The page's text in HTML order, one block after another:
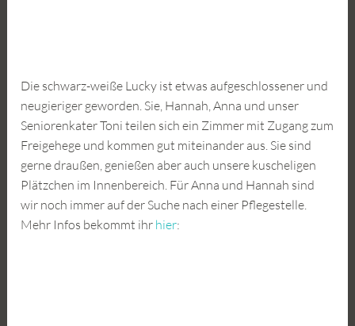
Die schwarz-weiße Lucky ist etwas aufgeschlossener und
neugieriger geworden. Sie, Hannah, Anna und unser
Seniorenkater Toni teilen sich ein Zimmer mit Zugang zum
Freigehege und kommen gut miteinander aus. Sie sind
gerne draußen, genießen aber auch unsere kuscheligen
Plätzchen im Innenbereich. Für Anna und Hannah sind
wir noch immer auf der Suche nach einer Pflegestelle.
Mehr Infos bekommt ihr hier: